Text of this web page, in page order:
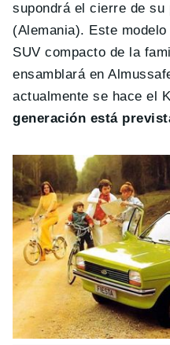
supondrá el cierre de su
(Alemania). Este
SUV compacto de la
ensamblará en
actualmente se hace el
generación está